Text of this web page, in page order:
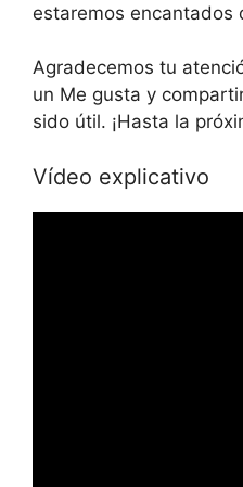
estaremos encantados
Agradecemos tu
un Me gusta y
sido útil. ¡Hasta la
Vídeo explicativo